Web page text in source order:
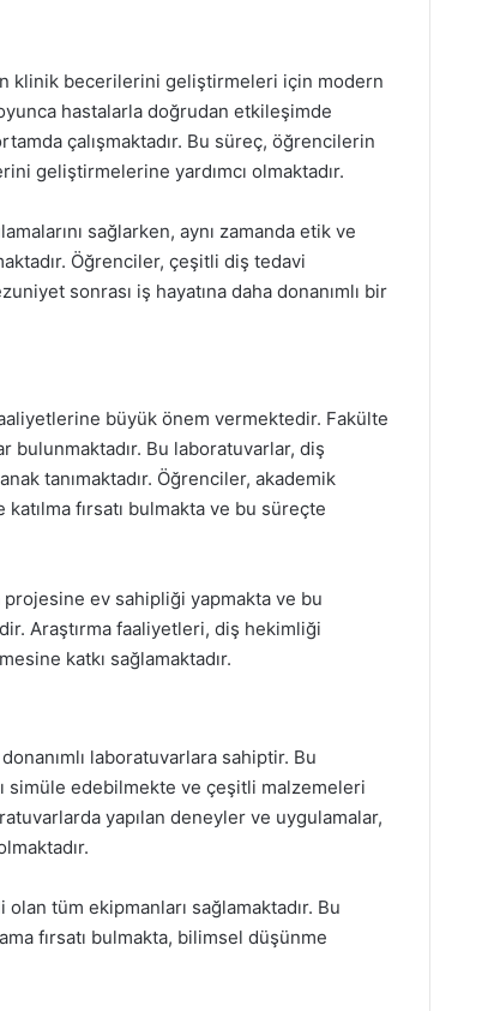
klinik becerilerini geliştirmeleri için modern
hastalarla doğrudan etkileşimde
çalışmaktadır. Bu süreç, öğrencilerin
geliştirmelerine yardımcı olmaktadır.
sağlarken, aynı zamanda etik ve
Öğrenciler, çeşitli diş tedavi
sonrası iş hayatına daha donanımlı bir
büyük önem vermektedir. Fakülte
bulunmaktadır. Bu laboratuvarlar, diş
tanımaktadır. Öğrenciler, akademik
fırsatı bulmakta ve bu süreçte
ev sahipliği yapmakta ve bu
Araştırma faaliyetleri, diş hekimliği
katkı sağlamaktadır.
laboratuvarlara sahiptir. Bu
simüle edebilmekte ve çeşitli malzemeleri
yapılan deneyler ve uygulamalar,
tüm ekipmanları sağlamaktadır. Bu
fırsatı bulmakta, bilimsel düşünme